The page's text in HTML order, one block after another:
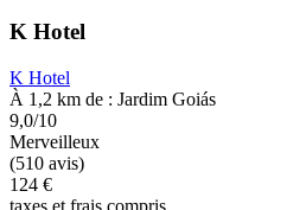
K Hotel
K Hotel
À 1,2 km de : Jardim Goiás
9,0/10
Merveilleux
(510 avis)
124 €